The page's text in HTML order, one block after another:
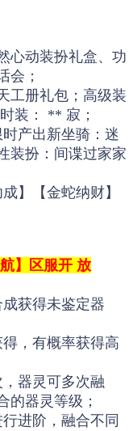
心动装扮礼盒、功
会；
工册礼包；高级装
装： ** 寂；
产出新坐骑：迷
装扮：间谍过家家
】【金蛇纳财】
】区服开 放
成获得未鉴定器
得，有概率获得高
，器灵可多次融
的器灵等级；
进阶，融合不同